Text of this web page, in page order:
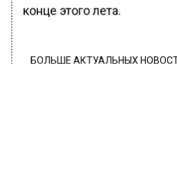
конце этого лета.
БОЛЬШЕ АКТУАЛЬНЫХ